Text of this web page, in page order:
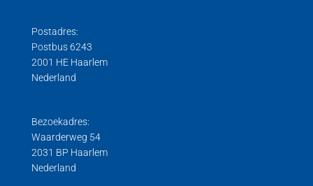
Postadres:
Postbus 6243
2001 HE Haarlem
Nederland
Bezoekadres:
Waarderweg 54
2031 BP Haarlem
Nederland